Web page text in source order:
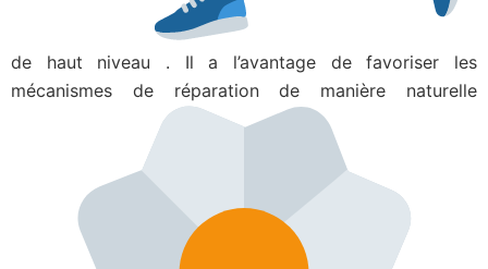
de haut niveau . Il a l’avantage de favoriser les
mécanismes de réparation de manière naturelle